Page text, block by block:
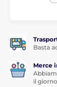
Basta
Merce
il